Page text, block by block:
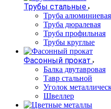
Трубы стальные
Труба алюминиевая
Труба дюралевая
Труба профильная
Трубы круглые
Фасонный прокат
Балка двутавровая
Тавр стальной
Уголок
Швеллер